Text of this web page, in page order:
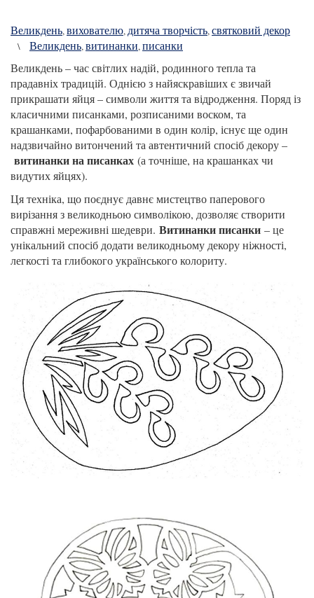
Великдень,вихователю, дитяча творчість,святковий декор
\ Великдень,витинанки,писанки
Великдень – час світлих надій, родинного тепла та
прадавніх традицій. Однією з найяскравіших є звичай
прикрашати яйця – символи життя та відродження. Поряд із
класичними писанками, розписаними воском, та
крашанками, пофарбованими в один колір, існує ще один
надзвичайно витончений та автентичний спосіб декору –
витинанки на писанках (а точніше, на крашанках чи
видутих яйцях).
Ця техніка, що поєднує давнє мистецтво паперового
вирізання з великодньою символікою, дозволяє створити
справжні мереживні шедеври. Витинанки писанки – це
унікальний спосіб додати великодньому декору ніжності,
легкості та глибокого українського колориту.